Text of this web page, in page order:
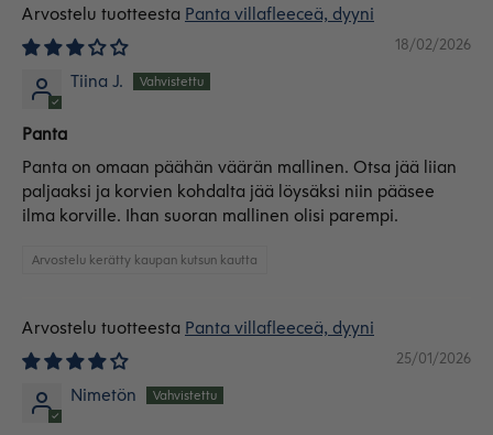
Panta villafleeceä, dyyni
18/02/2026
Tiina J.
Panta
Panta on omaan päähän väärän mallinen. Otsa jää liian
paljaaksi ja korvien kohdalta jää löysäksi niin pääsee
ilma korville. Ihan suoran mallinen olisi parempi.
Arvostelu kerätty kaupan kutsun kautta
Panta villafleeceä, dyyni
25/01/2026
Nimetön